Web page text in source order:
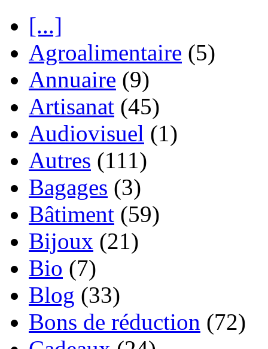
[...]
Agroalimentaire (5)
Annuaire (9)
Artisanat (45)
Audiovisuel (1)
Autres (111)
Bagages (3)
Bâtiment (59)
Bijoux (21)
Bio (7)
Blog (33)
Bons de réduction (72)